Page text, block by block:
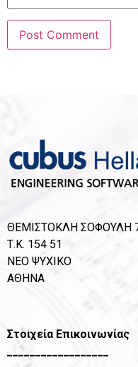
ΘΕΜΙΣΤΟΚΛΗ ΣΟΦΟΥΛΗ
Τ.Κ. 154 51
ΝΕΟ ΨΥΧΙΚΟ
ΑΘΗΝΑ
Στοιχεία Επικοινωνίας
__________________